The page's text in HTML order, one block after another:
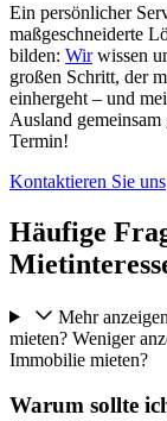
Ein persönlicher
maßgeschneiderte
bilden: Wirwissen
großen Schritt, der
einhergeht – und
Ausland gemeinsam
Termin!
Kontaktieren Sie uns
Häufige
Mehr
mieten? Weniger
Immobilie mieten?
Warum sollte